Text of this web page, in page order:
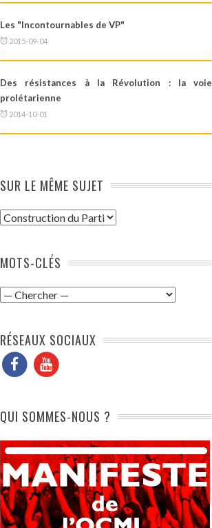
Les "Incontournables de VP"
2015-09-04
Des résistances à la Révolution : la voie
prolétarienne
2014-10-01
SUR LE MÊME SUJET
MOTS-CLÉS
RÉSEAUX SOCIAUX
QUI SOMMES-NOUS ?